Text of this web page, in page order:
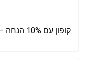
קופון עם 10% הנחה – Simbye סימביי